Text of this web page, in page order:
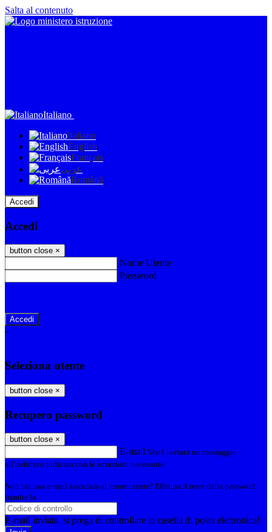
Salta al contenuto
Italiano
Italiano
English
Français
عربى
Română
Accedi
Accedi
button close ×
Nome Utente
Password
-
Seleziona utente
button close ×
Recupero password
button close ×
E-mail Verrà inviato un messaggio
all'indirizzo indicato con le istruzioni necessarie.
Non hai una e-mail associata al nome utente? Effettua il reset della password
tramite la
E-mail inviata, si prega di controllare la casella di posta elettronica!